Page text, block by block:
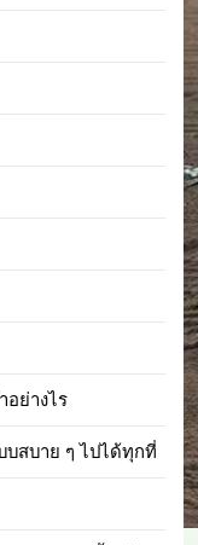
อย่างไร
บสบาย ๆ ไปได้ทุกที่